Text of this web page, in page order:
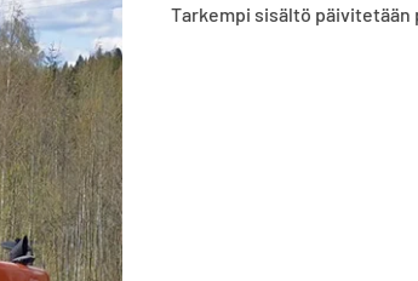
Tarkempi sisältö päivitetään